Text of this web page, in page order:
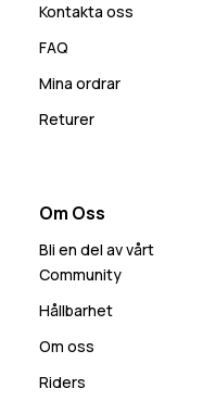
Kontakta oss
FAQ
Mina ordrar
Returer
Om Oss
Bli en del av vårt
Community
Hållbarhet
Om oss
Riders